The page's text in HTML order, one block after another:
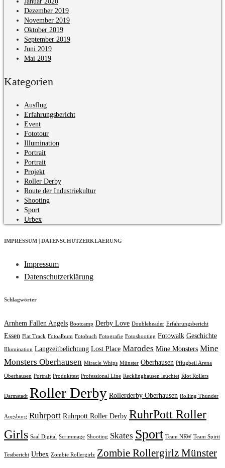
Dezember 2019
November 2019
Oktober 2019
September 2019
Juni 2019
Mai 2019
Kategorien
Ausflug
Erfahrungsbericht
Event
Fototour
Illumination
Portrait
Portrait
Projekt
Roller Derby
Route der Industriekultur
Shooting
Sport
Urbex
IMPRESSUM | DATENSCHUTZERKLAERUNG
Impressum
Datenschutzerklärung
Schlagwörter
Arnhem Fallen Angels Bootcamp Derby Love Doubleheader Erfahrungsbericht
Essen Flat Track Fotoalbum Fotobuch Fotografie Fotoshooting Fotowalk Geschichte
Illumination Langzeitbelichtung Lost Place Marodes Mine Monsters Mine
Monsters Oberhausen Miracle Whips Münster Oberhausen Pflugbeil Arena
Oberhausen Portrait Produkttest Professional Line Recklinghausen leuchtet Riot Rollers
Darmstadt Roller Derby Rollerderby Oberhausen Rolling Thunder
Augsburg Ruhrpott Ruhrpott Roller Derby RuhrPott Roller
Girls Saal Digital Scrimmage Shooting Skates Sport Team NRW Team Spirit
Testbericht Urbex Zombie Rollergirlz Zombie Rollergirlz Münster